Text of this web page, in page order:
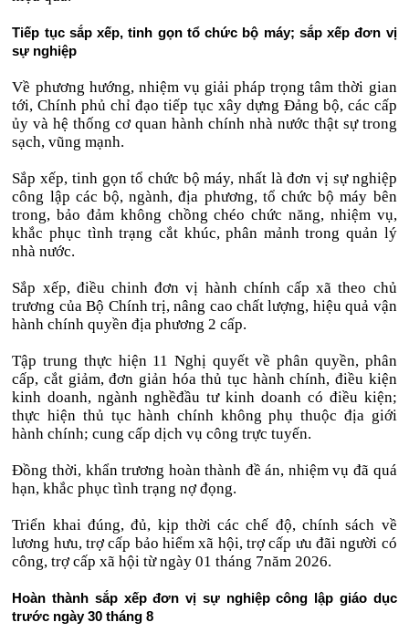
Tiếp tục sắp xếp, tinh gọn tổ chức bộ máy; sắp xếp đơn vị
sự nghiệp
Về phương hướng, nhiệm vụ giải pháp trọng tâm thời gian
tới, Chính phủ chỉ đạo tiếp tục xây dựng Đảng bộ, các cấp
ủy và hệ thống cơ quan hành chính nhà nước thật sự trong
sạch, vũng mạnh.
Sắp xếp, tinh gọn tổ chức bộ máy, nhất là đơn vị sự nghiệp
công lập các bộ, ngành, địa phương, tổ chức bộ máy bên
trong, bảo đảm không chồng chéo chức năng, nhiệm vụ,
khắc phục tình trạng cắt khúc, phân mảnh trong quản lý
nhà nước.
Sắp xếp, điều chinh đơn vị hành chính cấp xã theo chủ
trương của Bộ Chính trị, nâng cao chất lượng, hiệu quả vận
hành chính quyền địa phương 2 cấp.
Tập trung thực hiện 11 Nghị quyết về phân quyền, phân
cấp, cắt giảm, đơn giản hóa thủ tục hành chính, điều kiện
kinh doanh, ngành nghềđầu tư kinh doanh có điều kiện;
thực hiện thủ tục hành chính không phụ thuộc địa giới
hành chính; cung cấp dịch vụ công trực tuyến.
Đồng thời, khẩn trương hoàn thành đề án, nhiệm vụ đã quá
hạn, khắc phục tình trạng nợ đọng.
Triển khai đúng, đủ, kịp thời các chế độ, chính sách về
lương hưu, trợ cấp bảo hiểm xã hội, trợ cấp ưu đãi người có
công, trợ cấp xã hội từ ngày 01 tháng 7năm 2026.
Hoàn thành sắp xếp đơn vị sự nghiệp công lập giáo dục
trước ngày 30 tháng 8